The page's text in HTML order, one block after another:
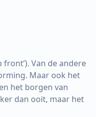
Van de andere
Maar ook het
het borgen van
dan ooit, maar het